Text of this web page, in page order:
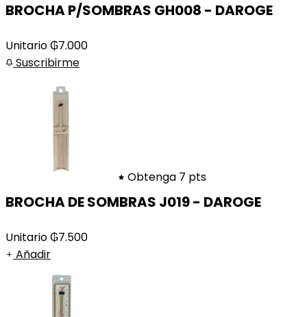
BROCHA P/SOMBRAS GH008 - DAROGE
Unitario₲7.000
Suscribirme
Obtenga 7 pts
BROCHA DE SOMBRAS J019 - DAROGE
Unitario₲7.500
Añadir